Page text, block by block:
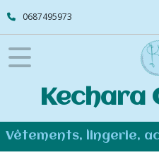
0687495973
Kechara